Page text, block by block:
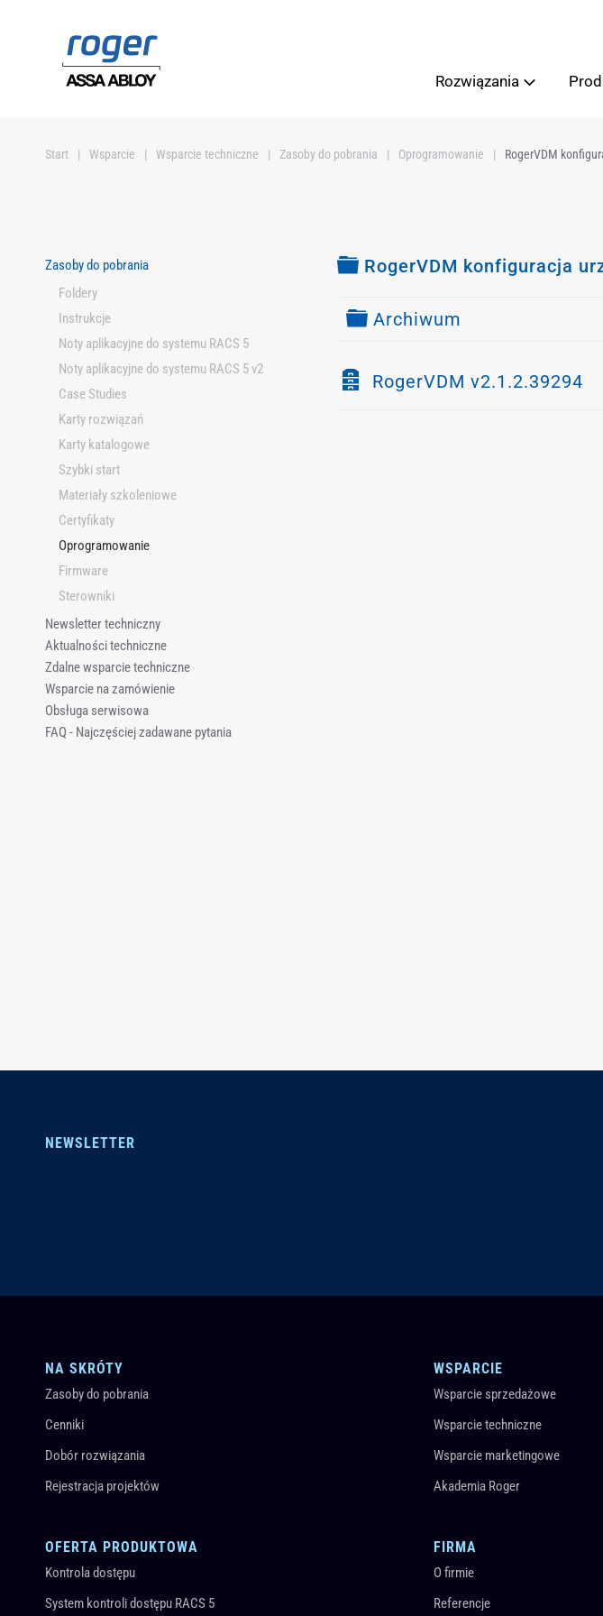
Przejdź do głównej treści
Rozwiązania
Start Wsparcie Wsparcie techniczne Zasoby do pobrania Oprogramowanie RogerVDM
Folder
RogerVDM konfiguracja
Folder
Archiwum
Z
RogerVDM v2.1.2.39294
Zasoby do pobrania
Foldery
Instrukcje
Noty aplikacyjne do systemu RACS 5
Noty aplikacyjne do systemu RACS 5 v2
Case Studies
Karty rozwiązań
Karty katalogowe
Szybki start
Materiały szkoleniowe
Certyfikaty
Oprogramowanie
Firmware
Sterowniki
Newsletter techniczny
Aktualności techniczne
Zdalne wsparcie techniczne
Wsparcie na zamówienie
Obsługa serwisowa
FAQ - Najczęściej zadawane pytania
NEWSLETTER
NA SKRÓTY
Zasoby do pobrania
Cenniki
Dobór rozwiązania
Rejestracja projektów
OFERTA PRODUKTOWA
Kontrola dostępu
System kontroli dostępu RACS 5
WSPARCIE
Wsparcie sprzedażowe
Wsparcie techniczne
Wsparcie marketingowe
Akademia Roger
FIRMA
O firmie
Referencje